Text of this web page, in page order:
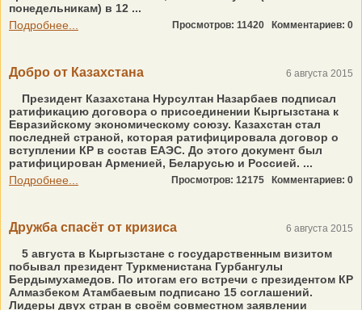
понедельникам) в 12 ...
Подробнее...
Просмотров: 11420 Комментариев: 0
Добро от Казахстана 6 августа 2015
Президент Казахстана Нурсултан Назарбаев подписал
ратификацию договора о присоединении Кыргызстана к
Евразийскому экономическому союзу. Казахстан стал
последней страной, которая ратифицировала договор о
вступлении КР в состав ЕАЭС. До этого документ был
ратифицирован Арменией, Беларусью и Россией. ...
Подробнее...
Просмотров: 12175 Комментариев: 0
Дружба спасёт от кризиса 6 августа 2015
5 августа в Кыргызстане с государственным визитом
побывал президент Туркменистана Гурбангулы
Бердымухамедов. По итогам его встречи с президентом КР
Алмазбеком Атамбаевым подписано 15 соглашений.
Лидеры двух стран в своём совместном заявлении